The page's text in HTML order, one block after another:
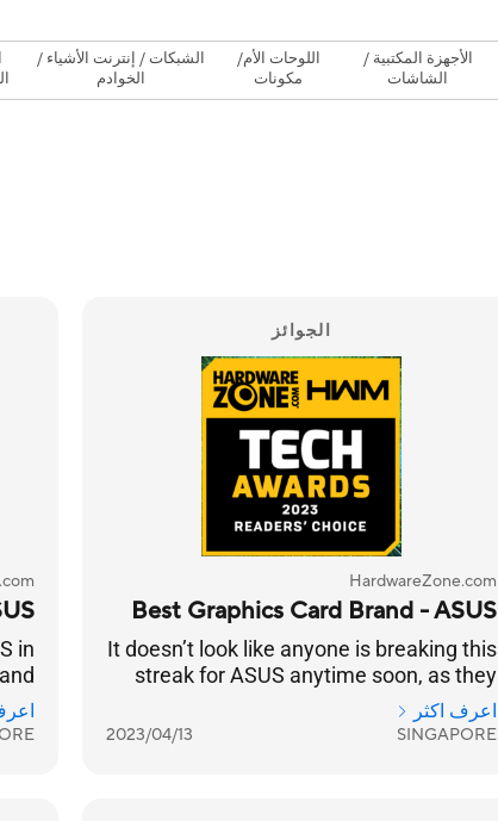
الأجهزة المكتبية /
الشاشات
اللوحات الأم/
مكونات
الشبكات / إنترنت الأشياء /
الخوادم
الجوائز
HardwareZone.com
Best Graphics Card Brand - ASUS
It doesn’t look like anyone is breaking this
streak for ASUS anytime soon, as they
are once again your chosen Best
Graphics Card Brand for 2023, 14 years in
اعرف اكثر
SINGAPORE
2023/04/13
in
no